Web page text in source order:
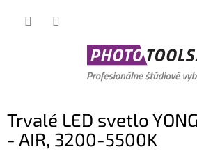
Trvalé LED svetlo
- AIR, 3200-5500K